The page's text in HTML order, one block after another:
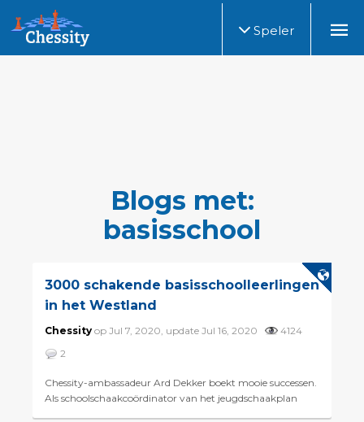
Speler
Blogs met:
basisschool
3000 schakende basisschoolleerlingen
in het Westland
Chessity op Jul 7, 2020, update Jul 16, 2020
4124
2
Chessity-ambassadeur Ard Dekker boekt mooie successen.
Als schoolschaakcoördinator van het jeugdschaakplan